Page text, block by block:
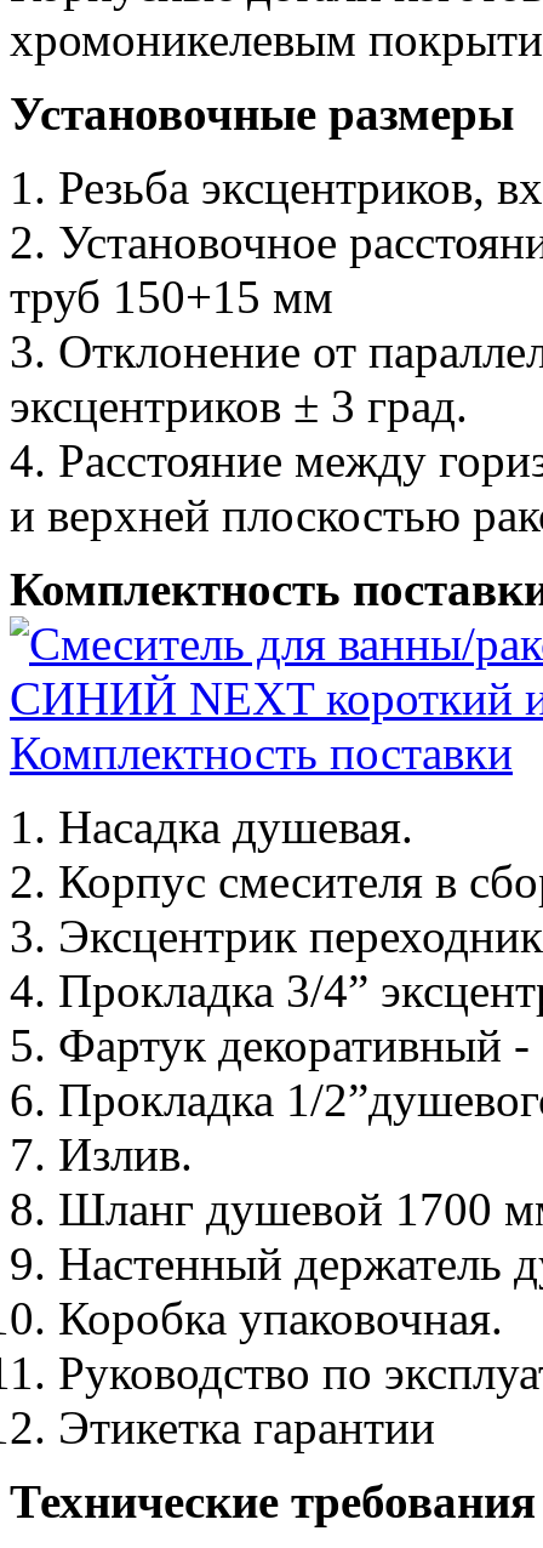
хромоникелевым
Установочные размеры
1. Резьба эксцентриков,
2. Установочное
труб 150+15 мм
3. Отклонение от
эксцентриков ± 3 град.
4. Расстояние между
и верхней плоскостью
Комплектность
Насадка душевая.
Корпус смесителя в
Эксцентрик
Прокладка 3/4”
Фартук декоративный
Прокладка 1/
Излив.
Шланг душевой 1700
Настенный держатель
Коробка упаковочная.
Руководство по
Этикетка гарантии
Технические требования